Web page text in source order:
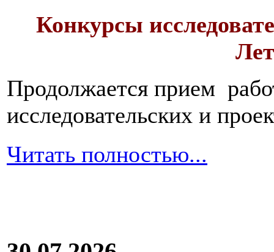
Конкурсы
Продолжается прием
исследовательских и
Читать полностью...